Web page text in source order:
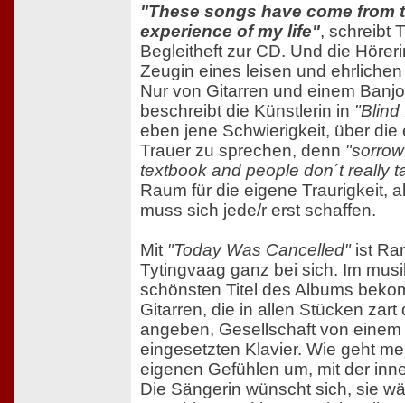
"These songs have come from
experience of my life", schreibt
Begleitheft zur CD. Und die
Zeugin eines leisen und
Nur von Gitarren und einem
beschreibt die Künstlerin in "Blind
eben jene Schwierigkeit, über die
Trauer zu sprechen, denn
textbook and people don´t really
Raum für die eigene Traurigkeit,
muss sich jede/r erst schaffen.
Mit "Today Was Cancelled"ist
Tytingvaag ganz bei sich. Im
schönsten Titel des Albums
Gitarren, die in allen Stücken zart
angeben, Gesellschaft von
eingesetzten Klavier. Wie geht
eigenen Gefühlen um, mit der
Die Sängerin wünscht sich, sie